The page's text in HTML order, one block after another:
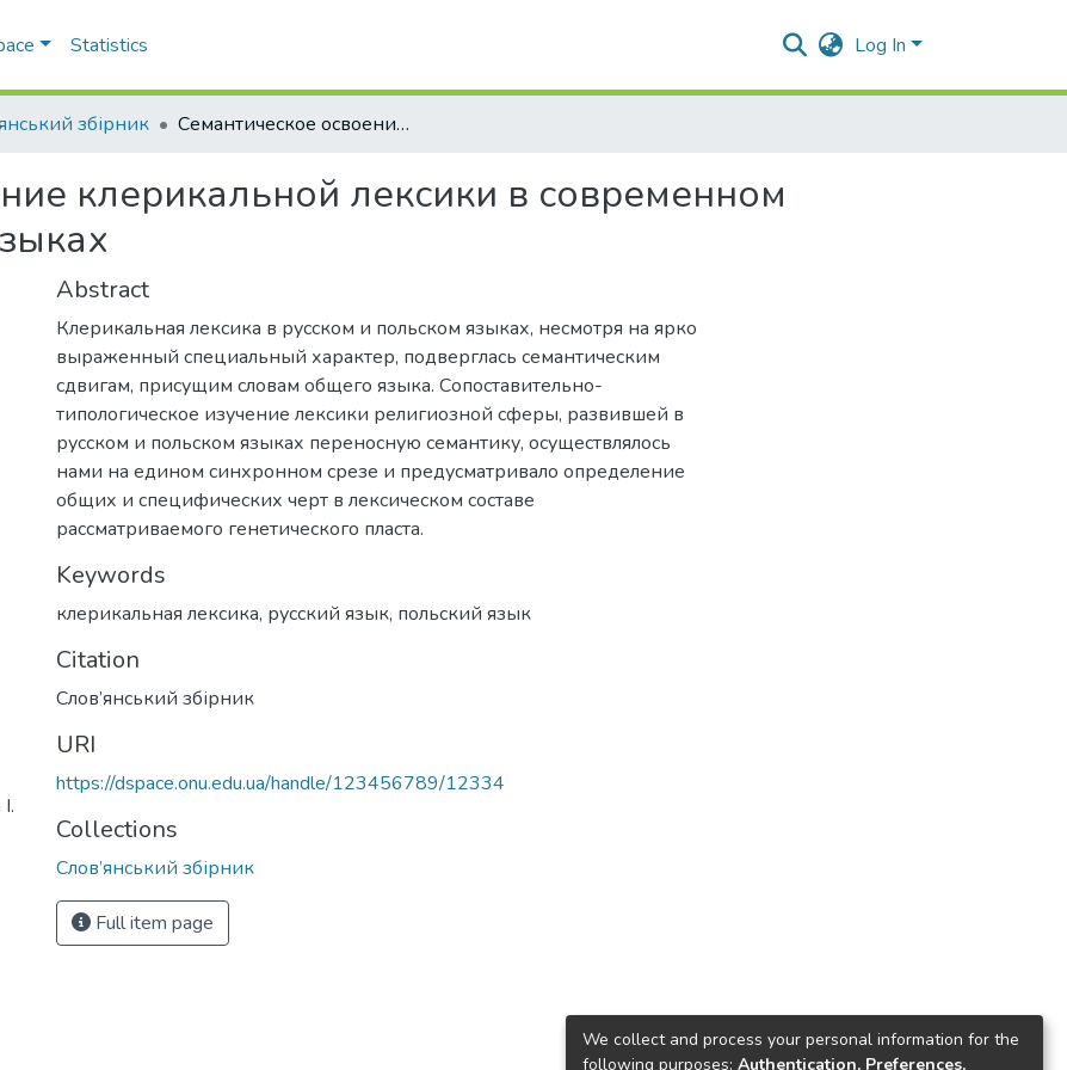
Statistics Log In
збірник Семантическое освоение клерикальной лексики в современном русском и польском языках
клерикальной лексики в современном
Abstract
Клерикальная лексика в русском и польском языках, несмотря на ярко
выраженный специальный характер, подверглась семантическим
сдвигам, присущим словам общего языка. Сопоставительно-
типологическое изучение лексики религиозной сферы, развившей в
русском и польском языках переносную семантику, осуществлялось
нами на едином синхронном срезе и предусматривало определение
общих и специфических черт в лексическом составе
рассматриваемого генетического пласта.
Keywords
клерикальная лексика, русский язык, польский язык
Citation
Слов’янський збірник
URI
https://dspace.onu.edu.ua/handle/123456789/12334
Collections
Слов’янський збірник
Full item page
We collect and process your personal information for the
following purposes: Authentication, Preferences,